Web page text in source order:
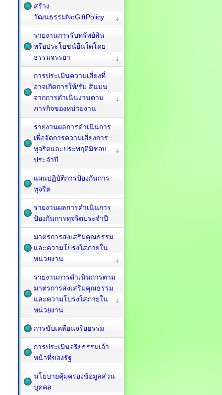
สร้าง
วัฒนธรรมNoGiftPolicy
รายงานการรับทรัพย์สิน
หรือประโยชน์อื่นใดโดย
ธรรมจรรยา
การประเมินความเสี่ยงที่
อาจเกิดการให้/รับ สินบน
จากการดำเนินงานตาม
ภารกิจของหน่วยงาน
รายงานผลการดำเนินการ
เพื่อจัดการความเสี่ยงการ
ทุจริตและประพฤติมิชอบ
ประจำปี
แผนปฏิบัติการป้องกันการ
ทุจริต
รายงานผลการดำเนินการ
ป้องกันการทุจริตประจำปี
มาตรการส่งเสริมคุณธรรม
และความโปร่งใสภายใน
หน่วยงาน
รายงานการดำเนินการตาม
มาตรการส่งเสริมคุณธรรม
และความโปร่งใสภายใน
หน่วยงาน
การขับเคลื่อนจริยธรรม
การประเมินจริยธรรมเจ้า
หน้าที่ของรัฐ
นโยบายคุ้มครองข้อมูลส่วน
บุคคล